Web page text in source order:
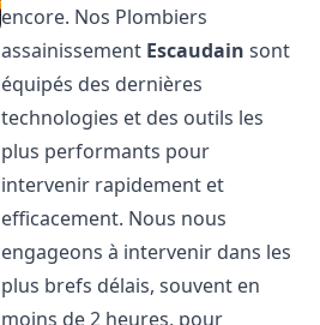
encore. Nos Plombiers
assainissement Escaudain sont
équipés des dernières
technologies et des outils les
plus performants pour
intervenir rapidement et
efficacement. Nous nous
engageons à intervenir dans les
plus brefs délais, souvent en
moins de 2 heures, pour